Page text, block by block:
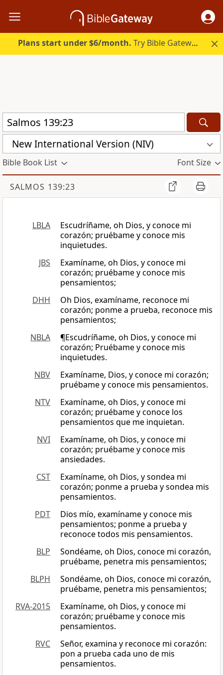
Plans start under $6/month. Try Bible Gateway Plus.
New International Version (NIV)
Bible Book List Font Size
SALMOS 139:23
LBLA
Escudríñame, oh Dios, y conoce mi
corazón; pruébame y conoce mis
inquietudes.
JBS
Examíname, oh Dios, y conoce mi
corazón; pruébame y conoce mis
pensamientos;
DHH
Oh Dios, examíname, reconoce mi
corazón; ponme a prueba, reconoce mis
pensamientos;
NBLA
¶Escudríñame, oh Dios, y conoce mi
corazón; Pruébame y conoce mis
inquietudes.
NBV
Examíname, Dios, y conoce mi corazón;
pruébame y conoce mis pensamientos.
NTV
Examíname, oh Dios, y conoce mi
corazón; pruébame y conoce los
pensamientos que me inquietan.
NVI
Examíname, oh Dios, y conoce mi
corazón; pruébame y conoce mis
ansiedades.
CST
Examíname, oh Dios, y sondea mi
corazón; ponme a prueba y sondea mis
pensamientos.
PDT
Dios mío, examíname y conoce mis
pensamientos; ponme a prueba y
reconoce todos mis pensamientos.
BLP
Sondéame, oh Dios, conoce mi corazón,
pruébame, penetra mis pensamientos;
BLPH
Sondéame, oh Dios, conoce mi corazón,
pruébame, penetra mis pensamientos;
RVA-2015
Examíname, oh Dios, y conoce mi
corazón; pruébame y conoce mis
pensamientos.
RVC
Señor, examina y reconoce mi corazón:
pon a prueba cada uno de mis
pensamientos.